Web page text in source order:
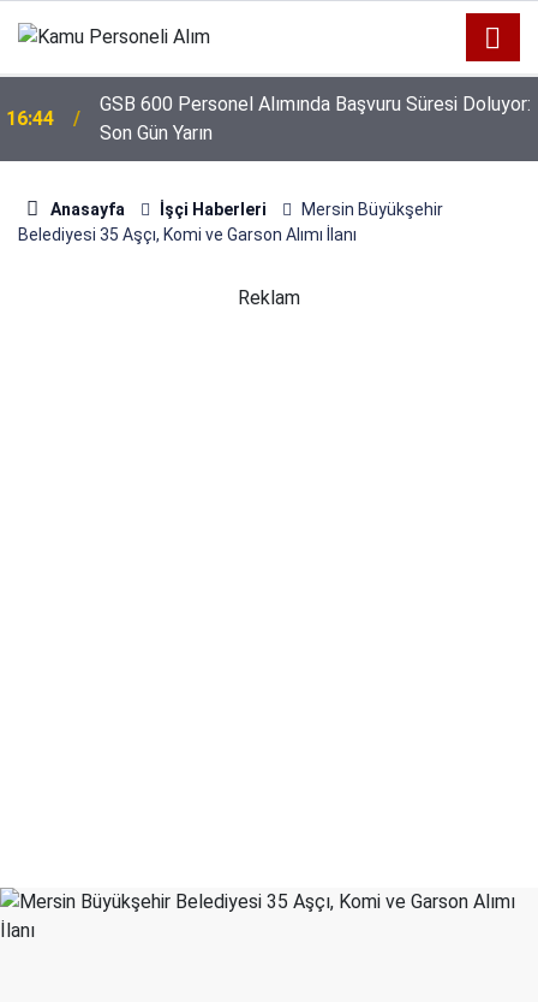
16:44
GSB 600 Personel Alımında Başvuru Süresi Doluyor:
Son Gün Yarın
Anasayfa İşçi Haberleri
Mersin Büyükşehir
Belediyesi 35 Aşçı, Komi ve Garson Alımı İlanı
Reklam